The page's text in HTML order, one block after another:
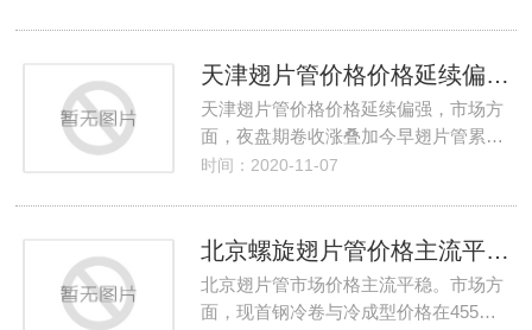
天津翅片管价格价格延续偏强厂家高位采买谨慎
天津翅片管价格价格延续偏强，市场方
面，夜盘期卷收涨叠加今早翅片管累…
时间：2020-11-07
北京螺旋翅片管价格主流平稳厂家到货一般
北京翅片管市场价格主流平稳。市场方
面，现首钢冷卷与冷成型价格在455…